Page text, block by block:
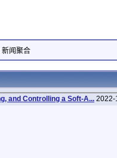
新闻聚合
and Controlling a Soft-A...2022-